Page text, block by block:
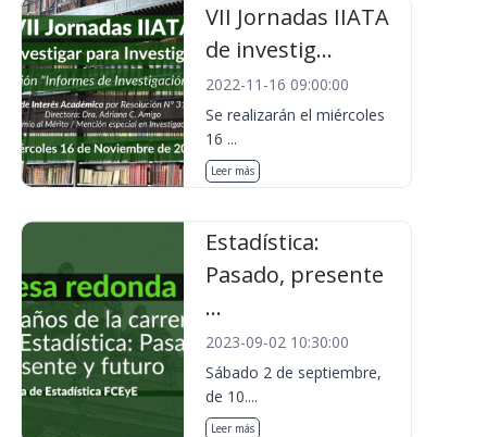
VII Jornadas IIATA
de investig...
2022-11-16 09:00:00
Se realizarán el miércoles
16 ...
Leer más
Estadística:
Pasado, presente
...
2023-09-02 10:30:00
Sábado 2 de septiembre,
de 10....
Leer más